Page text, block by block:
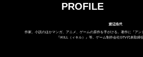
PROFILE
渡辺浩弐
作家。小説のほかマンガ、アニメ、ゲームの原作を手がける。著作に『ア
『iKILL（ィキル）』等。ゲーム制作会社GTV代表取締